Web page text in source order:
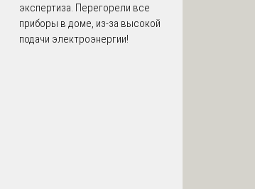
экспертиза. Перегорели все
приборы в доме, из-за высокой
подачи электроэнергии!